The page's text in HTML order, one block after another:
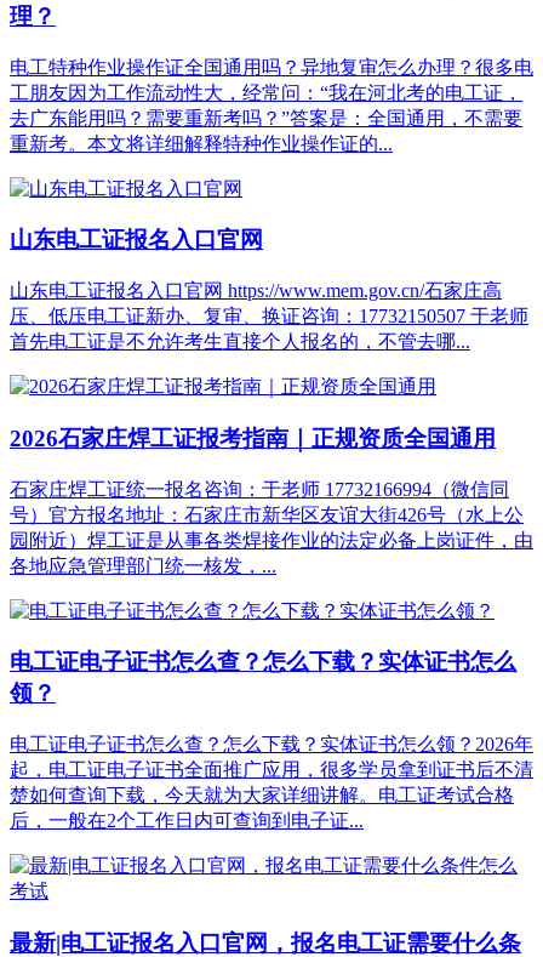
理？
电工特种作业操作证全国通用吗？异地复审怎么办理？很多电
工朋友因为工作流动性大，经常问：“我在河北考的电工证，
去广东能用吗？需要重新考吗？”答案是：全国通用，不需要
重新考。本文将详细解释特种作业操作证的...
山东电工证报名入口官网
山东电工证报名入口官网 https://www.mem.gov.cn/石家庄高
压、低压电工证新办、复审、换证咨询：17732150507 于老师
首先电工证是不允许考生直接个人报名的，不管去哪...
2026石家庄焊工证报考指南｜正规资质全国通用
石家庄焊工证统一报名咨询：于老师 17732166994（微信同
号）官方报名地址：石家庄市新华区友谊大街426号（水上公
园附近）焊工证是从事各类焊接作业的法定必备上岗证件，由
各地应急管理部门统一核发，...
电工证电子证书怎么查？怎么下载？实体证书怎么
领？
电工证电子证书怎么查？怎么下载？实体证书怎么领？2026年
起，电工证电子证书全面推广应用，很多学员拿到证书后不清
楚如何查询下载，今天就为大家详细讲解。电工证考试合格
后，一般在2个工作日内可查询到电子证...
最新|电工证报名入口官网，报名电工证需要什么条